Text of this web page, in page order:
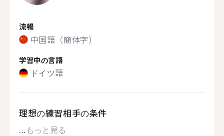
流暢
中国語（簡体字）
学習中の言語
ドイツ語
理想の練習相手の条件
... もっと見る